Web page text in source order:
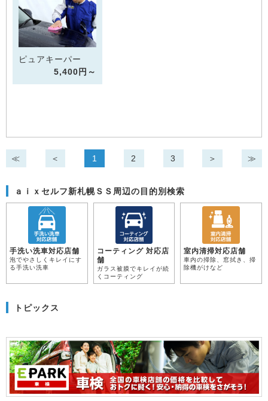
ピュアキーパー
5,400円～
≪ ＜ 1 2 3 ＞ ≫
ａｉｘセルフ新札幌ＳＳ周辺の目的別検索
手洗い洗車対応店舗
泡でやさしくキレイにす
る手洗い洗車
コーティング 対応店
舗
ガラス被膜でキレイが続
くコーティング
室内清掃対応店舗
車内の掃除、窓拭き、掃
除機がけなど
トピックス